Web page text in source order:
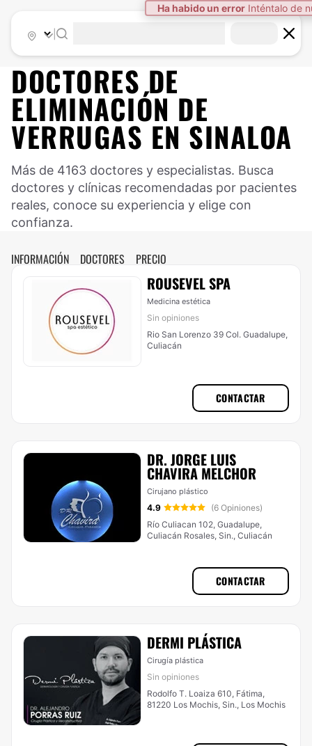
Ha habido un error Inténtalo de
DOCTORES DE
ELIMINACIÓN DE
VERRUGAS EN SINALOA
Más de 4163 doctores y especialistas. Busca
doctores y clínicas recomendadas por pacientes
reales, conoce su experiencia y elige con
confianza.
INFORMACIÓN DOCTORES PRECIO
ROUSEVEL SPA
Medicina estética
Sin opiniones
Rio San Lorenzo 39 Col. Guadalupe,
Culiacán
CONTACTAR
DR. JORGE LUIS
CHAVIRA MELCHOR
Cirujano plástico
4.9
(6 Opiniones)
Río Culiacan 102, Guadalupe,
Culiacán Rosales, Sin., Culiacán
CONTACTAR
DERMI PLÁSTICA
Cirugía plástica
Sin opiniones
Rodolfo T. Loaiza 610, Fátima,
81220 Los Mochis, Sin., Los Mochis